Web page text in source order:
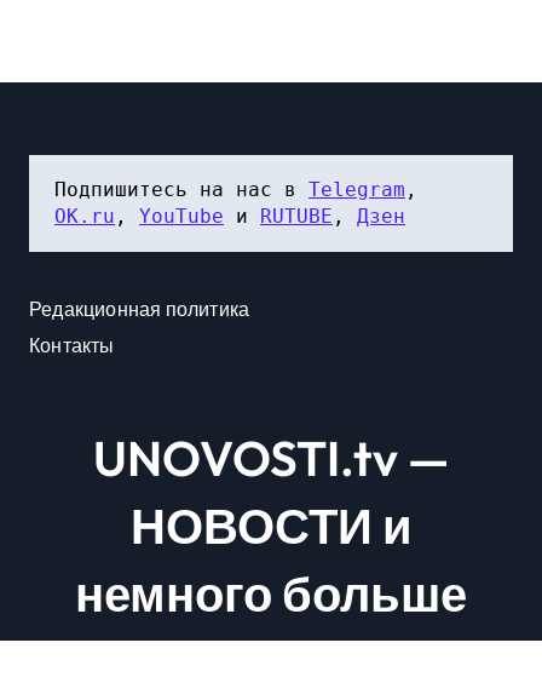
Подпишитесь на нас в Telegram
OK.ru , YouTube и RUTUBE , Дзен
Редакционная политика
Контакты
UNOVOSTI.tv —
НОВОСТИ и
немного больше